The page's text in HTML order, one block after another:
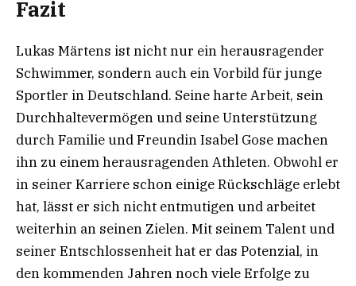
Fazit
Lukas Märtens ist nicht nur ein herausragender
Schwimmer, sondern auch ein Vorbild für junge
Sportler in Deutschland. Seine harte Arbeit, sein
Durchhaltevermögen und seine Unterstützung
durch Familie und Freundin Isabel Gose machen
ihn zu einem herausragenden Athleten. Obwohl er
in seiner Karriere schon einige Rückschläge erlebt
hat, lässt er sich nicht entmutigen und arbeitet
weiterhin an seinen Zielen. Mit seinem Talent und
seiner Entschlossenheit hat er das Potenzial, in
den kommenden Jahren noch viele Erfolge zu